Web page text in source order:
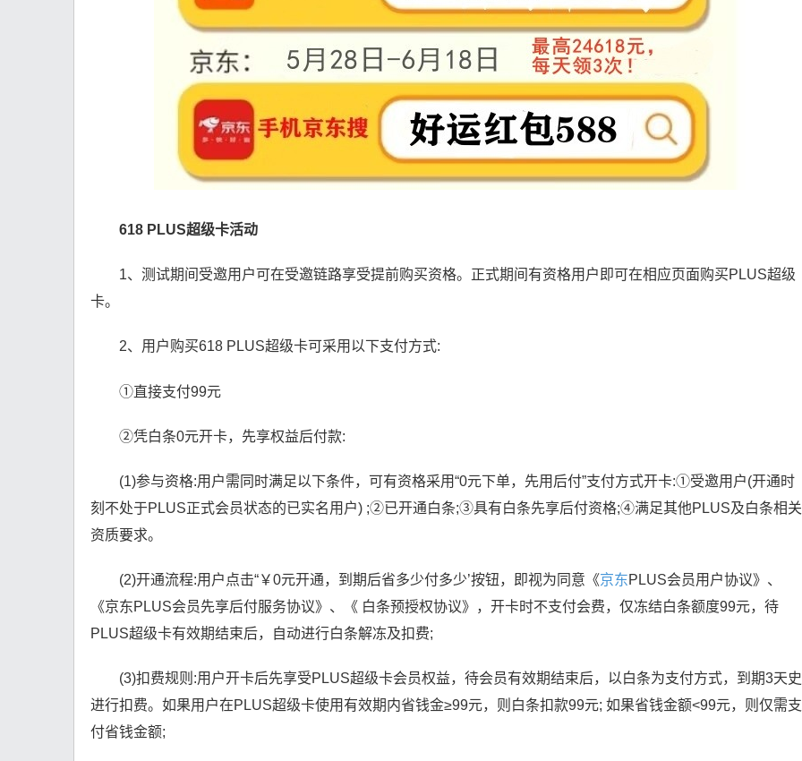
618 PLUS超级卡活动
1、测试期间受邀用户可在受邀链路享受提前购买资格。正式期间有资格用户即可在相应页面购买PLUS超级
卡。
2、用户购买618 PLUS超级卡可采用以下支付方式:
①直接支付99元
②凭白条0元开卡，先享权益后付款:
(1)参与资格:用户需同时满足以下条件，可有资格采用“0元下单，先用后付”支付方式开卡:①受邀用户(开通时
刻不处于PLUS正式会员状态的已实名用户) ;②已开通白条;③具有白条先享后付资格;④满足其他PLUS及白条相关
资质要求。
(2)开通流程:用户点击“￥0元开通，到期后省多少付多少’按钮，即视为同意《京东PLUS会员用户协议》、
《京东PLUS会员先享后付服务协议》、《 白条预授权协议》，开卡时不支付会费，仅冻结白条额度99元，待
PLUS超级卡有效期结束后，自动进行白条解冻及扣费;
(3)扣费规则:用户开卡后先享受PLUS超级卡会员权益，待会员有效期结束后，以白条为支付方式，到期3天史
进行扣费。如果用户在PLUS超级卡使用有效期内省钱金≥99元，则白条扣款99元; 如果省钱金额<99元，则仅需支
付省钱金额;